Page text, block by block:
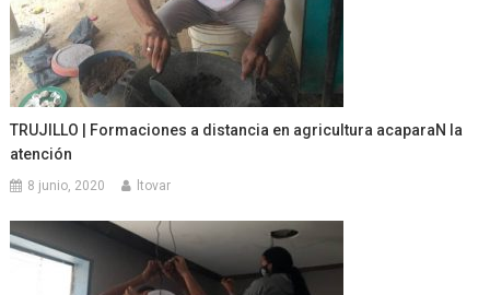
TRUJILLO | Formaciones a distancia en agricultura acaparaN la
atención
8 junio, 2020 ltovar